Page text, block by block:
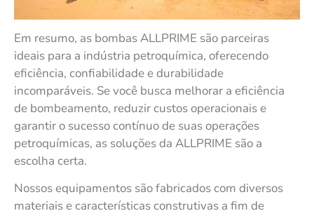
Em resumo, as bombas ALLPRIME são parceiras
ideais para a indústria petroquímica, oferecendo
eficiência, confiabilidade e durabilidade
incomparáveis. Se você busca melhorar a eficiência
de bombeamento, reduzir custos operacionais e
garantir o sucesso contínuo de suas operações
petroquímicas, as soluções da ALLPRIME são a
escolha certa.
Nossos equipamentos são fabricados com diversos
materiais e características construtivas a fim de